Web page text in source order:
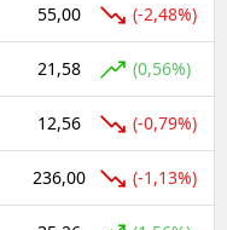
55,00 (-2,48%)
21,58 (0,56%)
12,56 (-0,79%)
236,00 (-1,13%)